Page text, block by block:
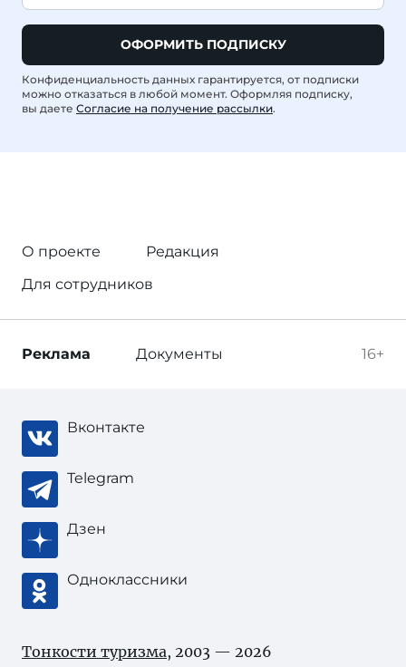
ОФОРМИТЬ ПОДПИСКУ
Конфиденциальность данных гарантируется, от подписки
можно отказаться в любой момент. Оформляя подписку,
вы даете Согласие на получение рассылки.
О проекте
Редакция
Для сотрудников
16+
Реклама Документы
Вконтакте
Telegram
Дзен
Одноклассники
Тонкости туризма, 2003 — 2026